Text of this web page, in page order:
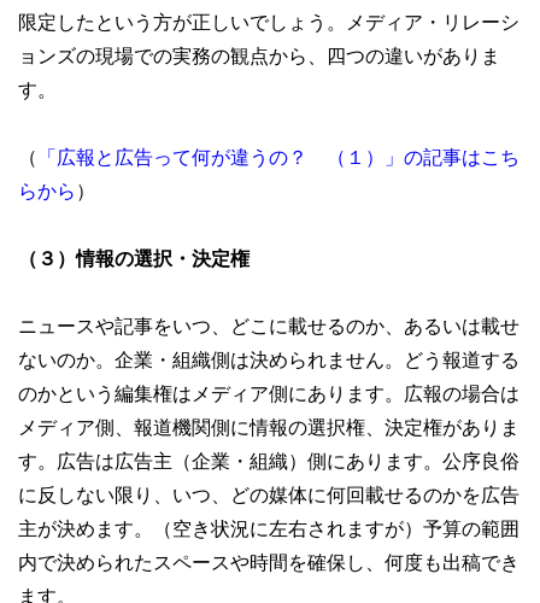
限定したという方が正しいでしょう。メディア・リレーシ
ョンズの現場での実務の観点から、四つの違いがありま
す。
（
「広報と広告って何が違うの？ （１）」の記事はこち
らから ）
（３）情報の選択・決定権
ニュースや記事をいつ、どこに載せるのか、あるいは載せ
ないのか。企業・組織側は決められません。どう報道する
のかという編集権はメディア側にあります。広報の場合は
メディア側、報道機関側に情報の選択権、決定権がありま
す。広告は広告主（企業・組織）側にあります。公序良俗
に反しない限り、いつ、どの媒体に何回載せるのかを広告
主が決めます。（空き状況に左右されますが）予算の範囲
内で決められたスペースや時間を確保し、何度も出稿でき
ます。